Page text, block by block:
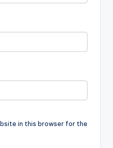
in this browser for the